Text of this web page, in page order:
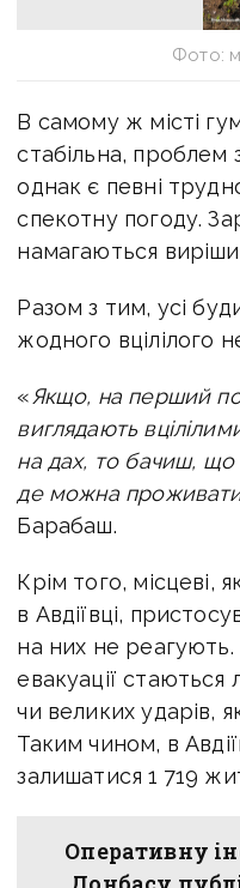
Фото:
В самому ж місті
стабільна, проблем
однак є певні
спекотну погоду.
намагаються
Разом з тим, усі
жодного вцілілого
«Якщо, на перший
виглядають
на дах, то бачиш, що
де можна
Барабаш.
Крім того, місцеві,
в Авдіївці,
на них не реагують.
евакуації стаються
чи великих ударів,
Таким чином, в
залишатися 1 719
Оперативну